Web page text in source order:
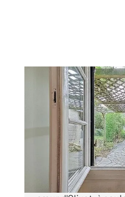
OLIVET 45
202,67 m2, 7 pièces
Ref : 138
Maison à vendre
466
!!! Maison de